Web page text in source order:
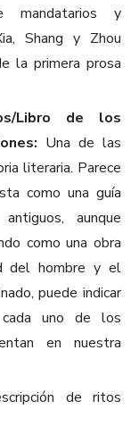
mandatarios y
Shang y Zhou
la primera prosa
Libro de los
Una de las
literaria. Parece
como una guía
aunque
como una obra
del hombre y el
puede indicar
uno de los
en nuestra
de ritos